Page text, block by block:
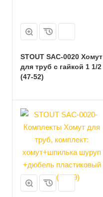
STOUT SAC-0020 Хомут
для труб с гайкой 1 1/2
(47-52)